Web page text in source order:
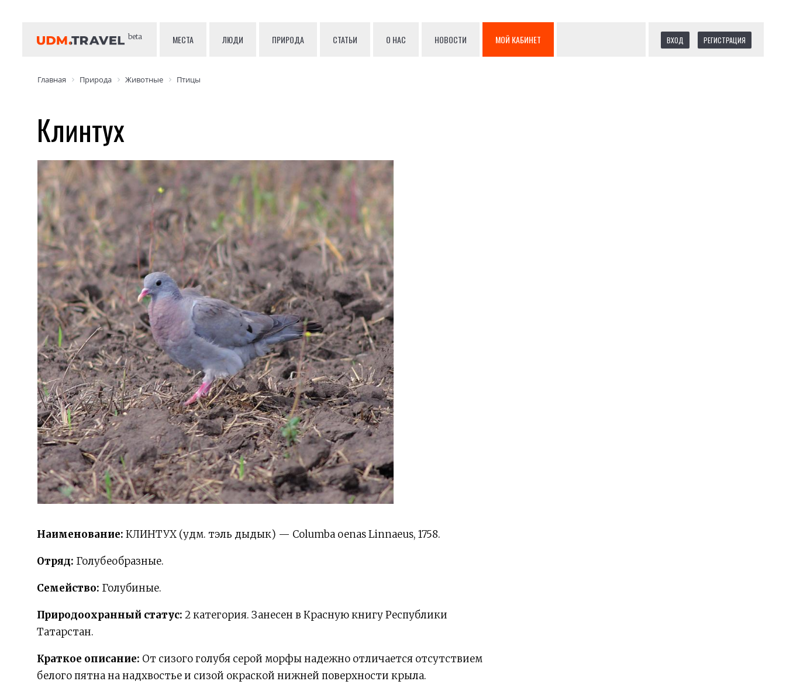
beta МЕСТА ЛЮДИ ПРИРОДА СТАТЬИ О НАС НОВОСТИ МОЙ КАБИНЕТ ВХОД РЕГИСТРАЦИЯ
Главная Природа Животные Птицы
Клинтух
Наименование: КЛИНТУХ (удм. тэль дыдык) — Columba oenas Linnaeus, 1758.
Отряд: Голубеобразные.
Семейство: Голубиные.
Природоохранный статус: 2 категория. Занесен в Красную книгу Республики
Татарстан.
Краткое описание: От сизого голубя серой морфы надежно отличается отсутствием
белого пятна на надхвостье и сизой окраской нижней поверхности крыла.